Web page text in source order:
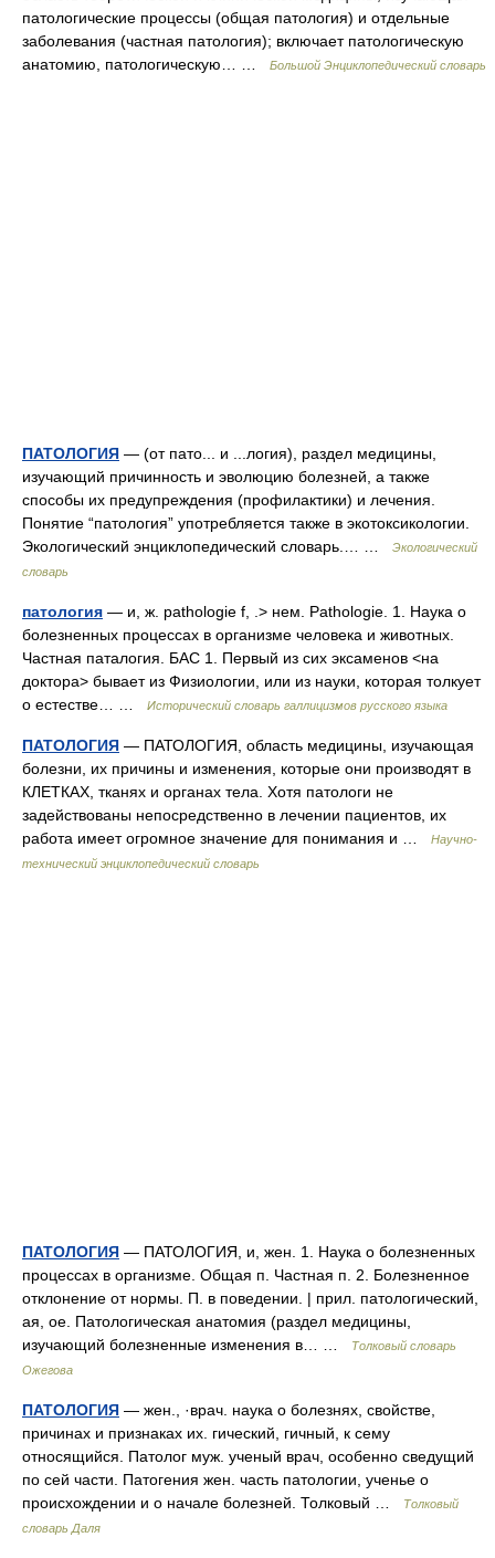
патологические процессы (общая патология) и отдельные
заболевания (частная патология); включает патологическую
анатомию, патологическую… …
Большой Энциклопедический словарь
ПАТОЛОГИЯ — (от пато... и ...логия), раздел медицины,
изучающий причинность и эволюцию болезней, а также
способы их предупреждения (профилактики) и лечения.
Понятие “патология” употребляется также в экотоксикологии.
Экологический энциклопедический словарь.… …
Экологический
словарь
патология — и, ж. pathologie f, .> нем. Pathologie. 1. Наука о
болезненных процессах в организме человека и животных.
Частная паталогия. БАС 1. Первый из сих эксаменов <на
доктора> бывает из Физиологии, или из науки, которая толкует
о естестве… …
Исторический словарь галлицизмов русского языка
ПАТОЛОГИЯ — ПАТОЛОГИЯ, область медицины, изучающая
болезни, их причины и изменения, которые они производят в
КЛЕТКАХ, тканях и органах тела. Хотя патологи не
задействованы непосредственно в лечении пациентов, их
работа имеет огромное значение для понимания и …
Научно-
технический энциклопедический словарь
ПАТОЛОГИЯ — ПАТОЛОГИЯ, и, жен. 1. Наука о болезненных
процессах в организме. Общая п. Частная п. 2. Болезненное
отклонение от нормы. П. в поведении. | прил. патологический,
ая, ое. Патологическая анатомия (раздел медицины,
изучающий болезненные изменения в… …
Толковый словарь
Ожегова
ПАТОЛОГИЯ — жен., ·врач. наука о болезнях, свойстве,
причинах и признаках их. гический, гичный, к сему
относящийся. Патолог муж. ученый врач, особенно сведущий
по сей части. Патогения жен. часть патологии, ученье о
происхождении и о начале болезней. Толковый …
Толковый
словарь Даля